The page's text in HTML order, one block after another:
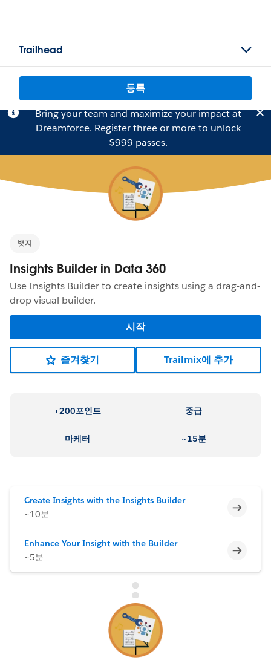
Trailhead
등록
Bring your team and maximize your impact at
Dreamforce. Registerthree or more to unlock
$999 passes.
뱃지
Insights Builder in Data 360
Use Insights Builder to create insights using a drag-and-
drop visual builder.
시작
즐겨찾기 Trailmix에 추가
+200포인트 중급
마케터 ~15분
Create Insights with the Insights Builder
~10분
미완료
Enhance Your Insight with the Builder
~5분
미완료